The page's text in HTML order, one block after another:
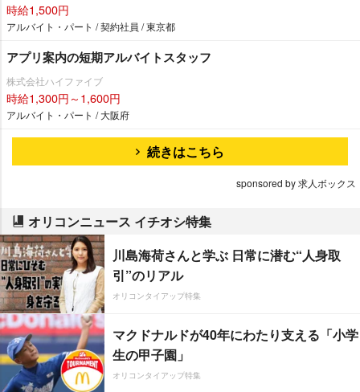
時給1,500円
アルバイト・パート / 契約社員 / 東京都
アプリ案内の短期アルバイトスタッフ
株式会社ハイファイブ
時給1,300円～1,600円
アルバイト・パート / 大阪府
続きはこちら
sponsored by 求人ボックス
オリコンニュース イチオシ特集
川島海荷さんと学ぶ 日常に潜む“人身取
引”のリアル
オリコンタイアップ特集
マクドナルドが40年にわたり支える「小学
生の甲子園」
オリコンタイアップ特集